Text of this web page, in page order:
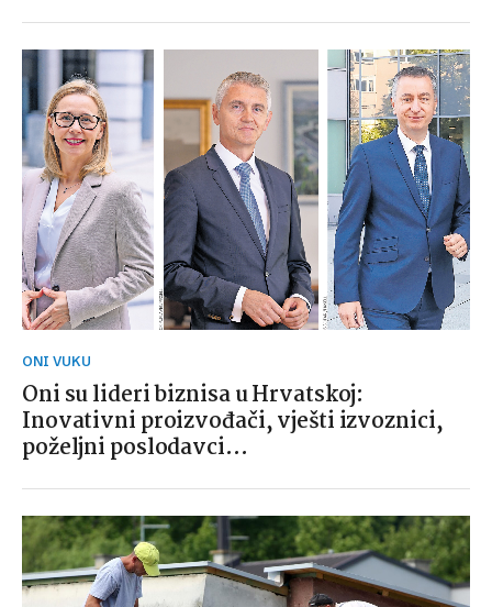
ONI VUKU
Oni su lideri biznisa u Hrvatskoj:
Inovativni proizvođači, vješti izvoznici,
poželjni poslodavci…